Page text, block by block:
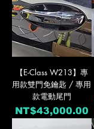
【E-Class W213】專
用款雙門免鑰匙 / 專用
款電動尾門
價格
NT$43,000.00